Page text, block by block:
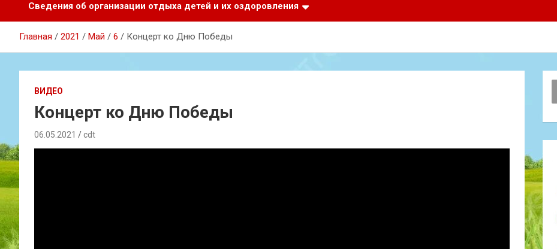
Сведения об организации отдыха детей и их оздоровления
Главная 2021 Май 6 Концерт ко Дню Победы
ВИДЕО
Концерт ко Дню Победы
06.05.2021 cdt